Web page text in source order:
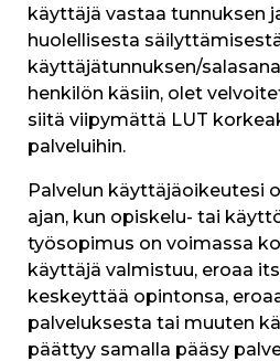
käyttäjä vastaa tunnuksen
huolellisesta
käyttäjätunnuksen/
henkilön käsiin, olet
siitä viipymättä LUT
palveluihin.
Palvelun käyttäjäoikeutesi
ajan, kun opiskelu- tai
työsopimus on voimassa
käyttäjä valmistuu, eroaa
keskeyttää opintonsa,
palveluksesta tai muuten
päättyy samalla pääsy